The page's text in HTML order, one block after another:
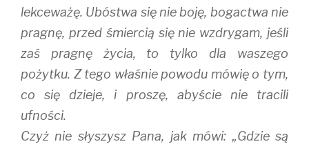
lekceważę. Ubóstwa się nie boję, bogactwa nie
pragnę, przed śmiercią się nie wzdrygam, jeśli
zaś pragnę życia, to tylko dla waszego
pożytku. Z tego właśnie powodu mówię o tym,
co się dzieje, i proszę, abyście nie tracili
ufności.
Czyż nie słyszysz Pana, jak mówi: „Gdzie są